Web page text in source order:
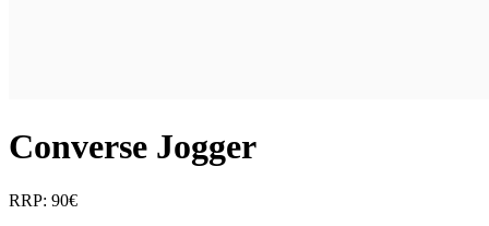
Converse Jogger
RRP: 90€